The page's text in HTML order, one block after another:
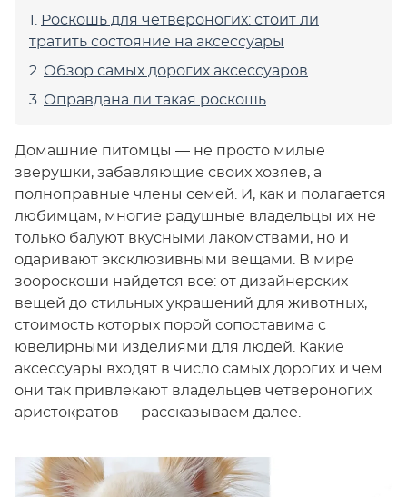
Роскошь для четвероногих: стоит ли
тратить состояние на аксессуары
Обзор самых дорогих аксессуаров
Оправдана ли такая роскошь
Домашние питомцы — не просто милые
зверушки, забавляющие своих хозяев, а
полноправные члены семей. И, как и полагается
любимцам, многие радушные владельцы их не
только балуют вкусными лакомствами, но и
одаривают эксклюзивными вещами. В мире
зоороскоши найдется все: от дизайнерских
вещей до стильных украшений для животных,
стоимость которых порой сопоставима с
ювелирными изделиями для людей. Какие
аксессуары входят в число самых дорогих и чем
они так привлекают владельцев четвероногих
аристократов — рассказываем далее.